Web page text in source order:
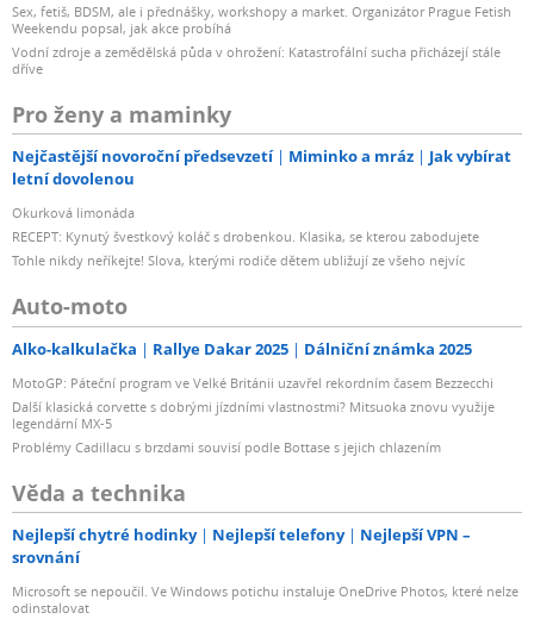
Sex, fetiš, BDSM, ale i přednášky, workshopy a market. Organizátor Prague Fetish
Weekendu popsal, jak akce probíhá
Vodní zdroje a zemědělská půda v ohrožení: Katastrofální sucha přicházejí stále
dříve
Pro ženy a maminky
Nejčastější novoroční předsevzetí Miminko a mráz
Jak vybírat
letní dovolenou
Okurková limonáda
RECEPT: Kynutý švestkový koláč s drobenkou. Klasika, se kterou zabodujete
Tohle nikdy neříkejte! Slova, kterými rodiče dětem ubližují ze všeho nejvíc
Auto-moto
Alko-kalkulačka Rallye Dakar 2025 Dálniční známka 2025
MotoGP: Páteční program ve Velké Británii uzavřel rekordním časem Bezzecchi
Další klasická corvette s dobrými jízdními vlastnostmi? Mitsuoka znovu využije
legendární MX-5
Problémy Cadillacu s brzdami souvisí podle Bottase s jejich chlazením
Věda a technika
Nejlepší chytré hodinky Nejlepší telefony
Nejlepší VPN –
srovnání
Microsoft se nepoučil. Ve Windows potichu instaluje OneDrive Photos, které nelze
odinstalovat